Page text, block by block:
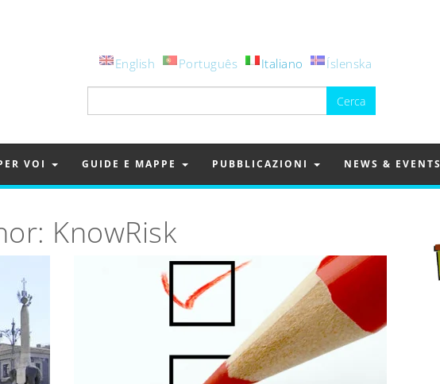
English Português Italiano Íslenska
per:
VOI GUIDE E MAPPE PUBBLICAZIONI NEWS & EVENTS
KnowRisk